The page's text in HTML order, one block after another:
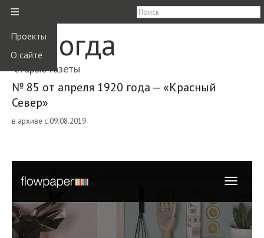
≡
Проекты
О сайте
Вологда
старые газеты
№ 85 от апреля 1920 года — «Красный
Север»
в архиве с 09.08.2019